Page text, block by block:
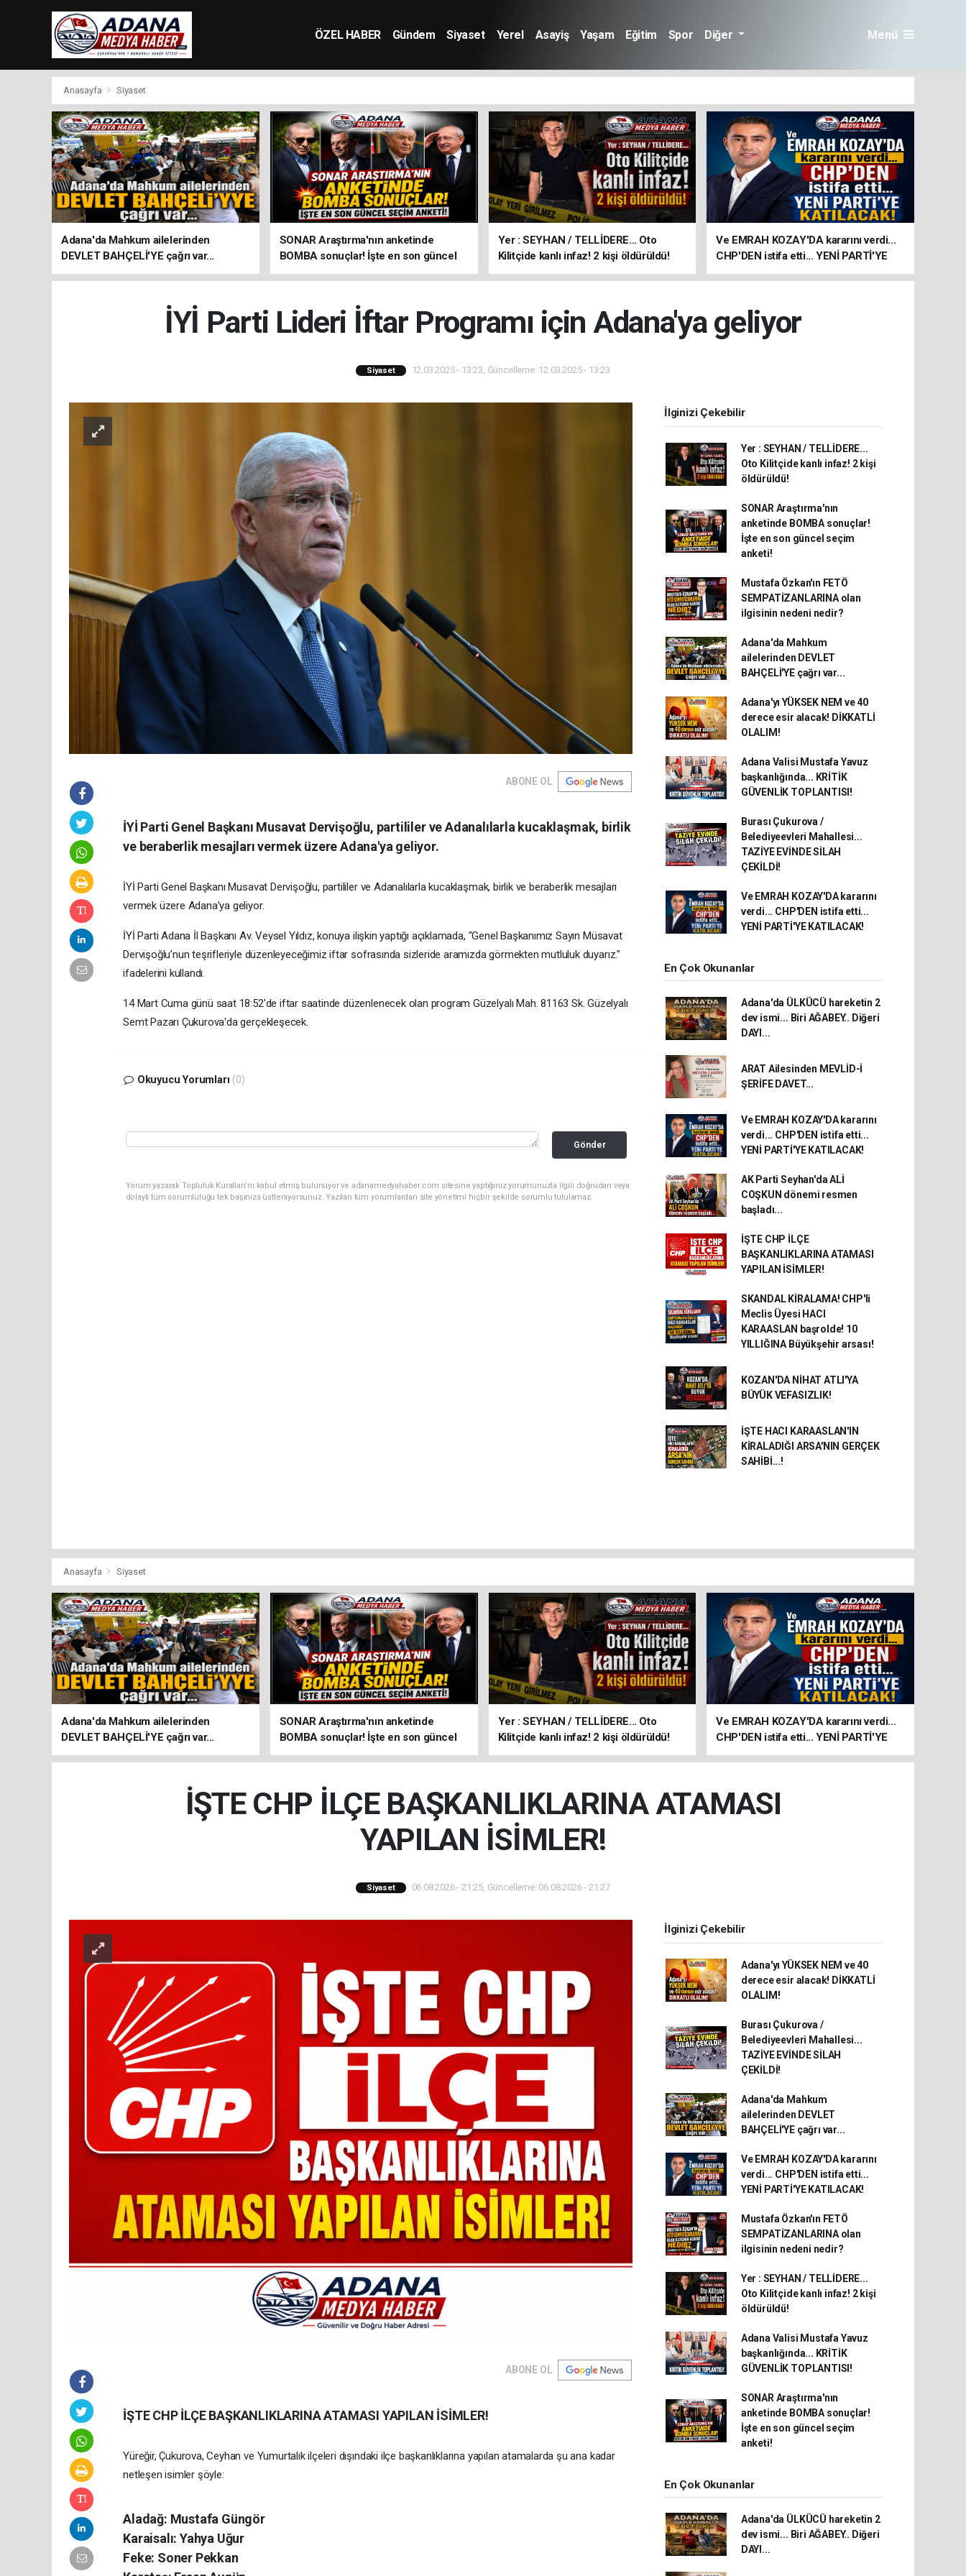
ÖZEL HABER Gündem Siyaset Yerel Asayiş Yaşam Eğitim Spor Diğer Menü
Anasayfa Siyaset
Adana'da Mahkum ailelerinden
DEVLET BAHÇELİ'YE çağrı var...
SONAR Araştırma'nın anketinde
BOMBA sonuçlar! İşte en son güncel
seçim anketi!
Yer : SEYHAN / TELLİDERE... Oto
Kilitçide kanlı infaz! 2 kişi öldürüldü!
Ve EMRAH KOZAY'DA kararını verdi...
CHP'DEN istifa etti... YENİ PARTİ'YE
KATILACAK!
İYİ Parti Lideri İftar Programı için Adana'ya geliyor
Siyaset 12.03.2025 - 13:23, Güncelleme: 12.03.2025 - 13:23
ABONE OL
İYİ Parti Genel Başkanı Musavat Dervişoğlu, partililer ve Adanalılarla kucaklaşmak, birlik
ve beraberlik mesajları vermek üzere Adana'ya geliyor.
İYİ Parti Genel Başkanı Musavat Dervişoğlu, partililer ve Adanalılarla kucaklaşmak, birlik ve beraberlik mesajları
vermek üzere Adana'ya geliyor.
İYİ Parti Adana İl Başkanı Av. Veysel Yıldız, konuya ilişkin yaptığı açıklamada, "Genel Başkanımız Sayın Müsavat
Dervişoğlu’nun teşrifleriyle düzenleyeceğimiz iftar sofrasında sizleride aramızda görmekten mutluluk duyarız."
ifadelerini kullandı.
14 Mart Cuma günü saat 18:52'de iftar saatinde düzenlenecek olan program Güzelyalı Mah. 81163 Sk. Güzelyalı
Semt Pazarı Çukurova'da gerçekleşecek.
Okuyucu Yorumları (0)
Gönder
Yorum yazarak Topluluk Kuralları’nı kabul etmiş bulunuyor ve adanamedyahaber.com sitesine yaptığınız yorumunuzla ilgili doğrudan veya
dolaylı tüm sorumluluğu tek başınıza üstleniyorsunuz. Yazılan tüm yorumlardan site yönetimi hiçbir şekilde sorumlu tutulamaz.
İlginizi Çekebilir
Yer : SEYHAN / TELLİDERE...
Oto Kilitçide kanlı infaz! 2 kişi
öldürüldü!
SONAR Araştırma'nın
anketinde BOMBA sonuçlar!
İşte en son güncel seçim
anketi!
Mustafa Özkan'ın FETÖ
SEMPATİZANLARINA olan
ilgisinin nedeni nedir?
Adana'da Mahkum
ailelerinden DEVLET
BAHÇELİ'YE çağrı var...
Adana'yı YÜKSEK NEM ve 40
derece esir alacak! DİKKATLİ
OLALIM!
Adana Valisi Mustafa Yavuz
başkanlığında... KRİTİK
GÜVENLİK TOPLANTISI!
Burası Çukurova /
Belediyeevleri Mahallesi...
TAZİYE EVİNDE SİLAH
ÇEKİLDİ!
Ve EMRAH KOZAY'DA kararını
verdi... CHP'DEN istifa etti...
YENİ PARTİ'YE KATILACAK!
En Çok Okunanlar
Adana'da ÜLKÜCÜ hareketin 2
dev ismi... Biri AĞABEY.. Diğeri
DAYI...
ARAT Ailesinden MEVLİD-İ
ŞERİFE DAVET...
Ve EMRAH KOZAY'DA kararını
verdi... CHP'DEN istifa etti...
YENİ PARTİ'YE KATILACAK!
AK Parti Seyhan'da ALİ
COŞKUN dönemi resmen
başladı...
İŞTE CHP İLÇE
BAŞKANLIKLARINA ATAMASI
YAPILAN İSİMLER!
SKANDAL KİRALAMA! CHP'li
Meclis Üyesi HACI
KARAASLAN başrolde! 10
YILLIĞINA Büyükşehir arsası!
KOZAN'DA NİHAT ATLI'YA
BÜYÜK VEFASIZLIK!
İŞTE HACI KARAASLAN'IN
KİRALADIĞI ARSA'NIN GERÇEK
SAHİBİ...!
Anasayfa Siyaset
Adana'da Mahkum ailelerinden
DEVLET BAHÇELİ'YE çağrı var...
SONAR Araştırma'nın anketinde
BOMBA sonuçlar! İşte en son güncel
seçim anketi!
Yer : SEYHAN / TELLİDERE... Oto
Kilitçide kanlı infaz! 2 kişi öldürüldü!
Ve EMRAH KOZAY'DA kararını verdi...
CHP'DEN istifa etti... YENİ PARTİ'YE
KATILACAK!
İŞTE CHP İLÇE BAŞKANLIKLARINA ATAMASI
YAPILAN İSİMLER!
Siyaset 06.08.2026 - 21:25, Güncelleme: 06.08.2026 - 21:27
ABONE OL
İŞTE CHP İLÇE BAŞKANLIKLARINA ATAMASI YAPILAN İSİMLER!
Yüreğir, Çukurova, Ceyhan ve Yumurtalık ilçeleri dışındaki ilçe başkanlıklarına yapılan atamalarda şu ana kadar
netleşen isimler şöyle:
Aladağ: Mustafa Güngör
Karaisalı: Yahya Uğur
Feke: Soner Pekkan
İlginizi Çekebilir
Adana'yı YÜKSEK NEM ve 40
derece esir alacak! DİKKATLİ
OLALIM!
Burası Çukurova /
Belediyeevleri Mahallesi...
TAZİYE EVİNDE SİLAH
ÇEKİLDİ!
Adana'da Mahkum
ailelerinden DEVLET
BAHÇELİ'YE çağrı var...
Ve EMRAH KOZAY'DA kararını
verdi... CHP'DEN istifa etti...
YENİ PARTİ'YE KATILACAK!
Mustafa Özkan'ın FETÖ
SEMPATİZANLARINA olan
ilgisinin nedeni nedir?
Yer : SEYHAN / TELLİDERE...
Oto Kilitçide kanlı infaz! 2 kişi
öldürüldü!
Adana Valisi Mustafa Yavuz
başkanlığında... KRİTİK
GÜVENLİK TOPLANTISI!
SONAR Araştırma'nın
anketinde BOMBA sonuçlar!
İşte en son güncel seçim
anketi!
En Çok Okunanlar
Adana'da ÜLKÜCÜ hareketin 2
dev ismi... Biri AĞABEY.. Diğeri
DAYI...